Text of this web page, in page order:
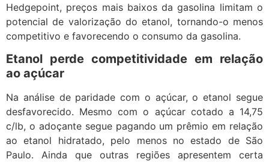
Hedgepoint, preços mais baixos da gasolina limitam o
potencial de valorização do etanol, tornando-o menos
competitivo e favorecendo o consumo da gasolina.
Etanol perde competitividade em relação
ao açúcar
Na análise de paridade com o açúcar, o etanol segue
desfavorecido. Mesmo com o açúcar cotado a 14,75
c/lb, o adoçante segue pagando um prêmio em relação
ao etanol hidratado, pelo menos no estado de São
Paulo. Ainda que outras regiões apresentem certa